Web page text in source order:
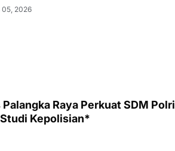
05, 2026
Raya Perkuat SDM Polri
Kepolisian*